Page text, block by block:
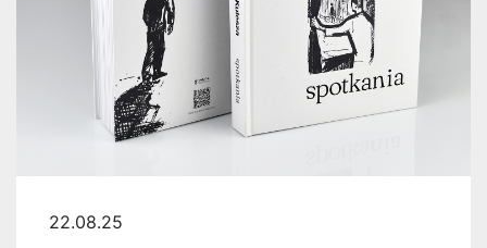
22.08.25